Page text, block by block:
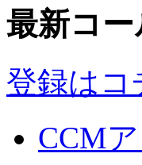
最新コ
登録はコ
CCM